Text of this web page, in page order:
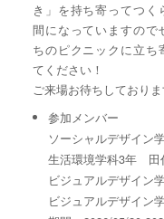
き」を持ち寄ってつく
間になっていますので
ちのピクニックに立ち
てください！
ご来場お待ちしておりま
参加メンバー
ソーシャルデザイ
生活環境学科3年 田
ビジュアルデザイン
ビジュアルデザイ